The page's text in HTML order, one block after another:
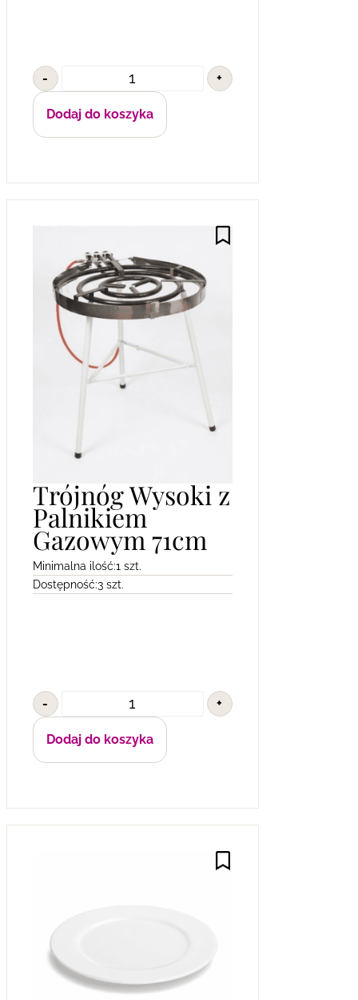
- +
Dodaj do koszyka
Trójnóg Wysoki z
Palnikiem
Gazowym 71cm
Minimalna ilość:1 szt.
Dostępność:3 szt.
- +
Dodaj do koszyka